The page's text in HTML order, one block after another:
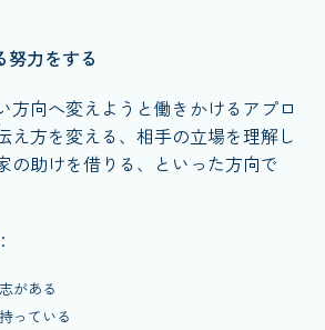
力をする
方向へ変えようと働きかけるアプロ
え方を変える、相手の立場を理解し
の助けを借りる、といった方向で
：
がある
っている